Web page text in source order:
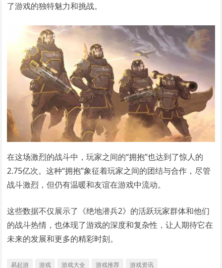
了游戏的独特魅力和挑战。
在这场激烈的战斗中，玩家之间的“拥抱”也达到了惊人的
2.75亿次。这种“拥抱”象征着玩家之间的团结与合作，尽管
战斗激烈，但仍有温暖和友谊在游戏中流动。
这些数据不仅展示了《绝地潜兵2》的活跃玩家群体和他们
的战斗热情，也体现了游戏的深度和复杂性，让人期待它在
未来的发展和更多的精彩时刻。
易起游 游戏 游戏大全 游戏推荐 游戏资讯